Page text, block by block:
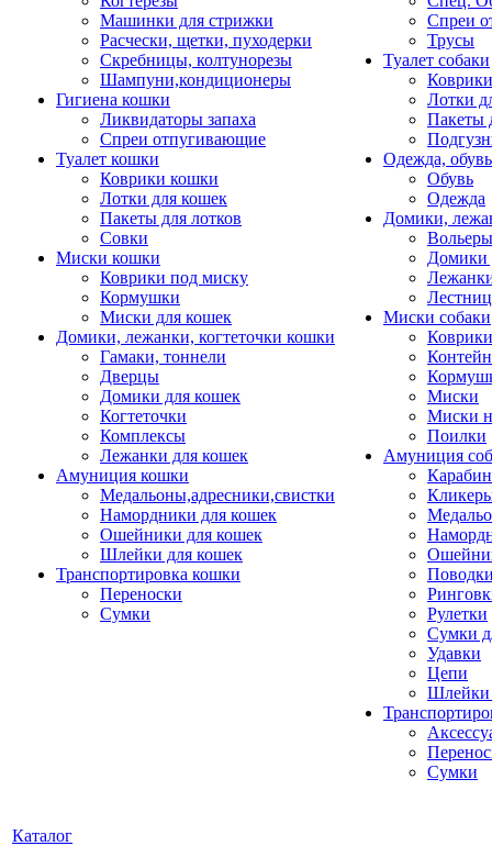
Машинки для стрижки
Расчески, щетки, пуходерки
Скребницы, колтунорезы
Шампуни,кондиционеры
Гигиена кошки
Ликвидаторы запаха
Спреи отпугивающие
Туалет кошки
Коврики кошки
Лотки для кошек
Пакеты для лотков
Совки
Миски кошки
Коврики под миску
Кормушки
Миски для кошек
Домики, лежанки, когтеточки кошки
Гамаки, тоннели
Дверцы
Домики для кошек
Когтеточки
Комплексы
Лежанки для кошек
Амуниция кошки
Медальоны,адресники,свистки
Намордники для кошек
Ошейники для кошек
Шлейки для кошек
Транспортировка кошки
Переноски
Сумки
Спреи
Трусы
Туалет собаки
Коврики
Лотки
Пакеты
Одежда, обувь
Обувь
Одежда
Домики,
Домики
Миски собаки
Миски
Миски
Поилки
Амуниция
Рулетки
Сумки
Удавки
Цепи
Шлейки
Сумки
Каталог